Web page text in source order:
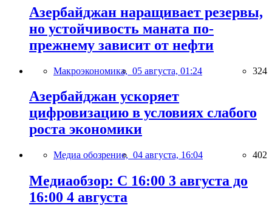
Азербайджан наращивает резервы,
но устойчивость маната по-
прежнему зависит от нефти
Макроэкономика, 05 августа, 01:24 324
Азербайджан ускоряет
цифровизацию в условиях слабого
роста экономики
Медиа обозрение, 04 августа, 16:04 402
Медиаобзор: С 16:00 3 августа до
16:00 4 августа